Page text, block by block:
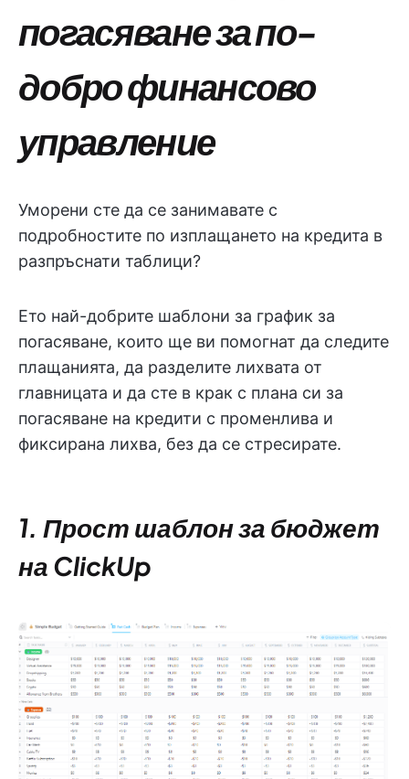
погасяванеза по-
добро финансово
управление
Уморени сте да се занимавате с
подробностите по изплащането на кредита в
разпръснати таблици?
Ето най-добрите шаблони за график за
погасяване, които ще ви помогнат да следите
плащанията, да разделите лихвата от
главницата и да сте в крак с плана си за
погасяване на кредити с променлива и
фиксирана лихва, без да се стресирате.
1. Прост шаблон за бюджет
на ClickUp